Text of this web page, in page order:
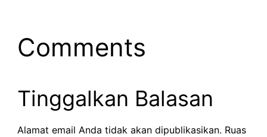
Comments
Tinggalkan Balasan
Alamat email Anda tidak akan dipublikasikan. Ruas